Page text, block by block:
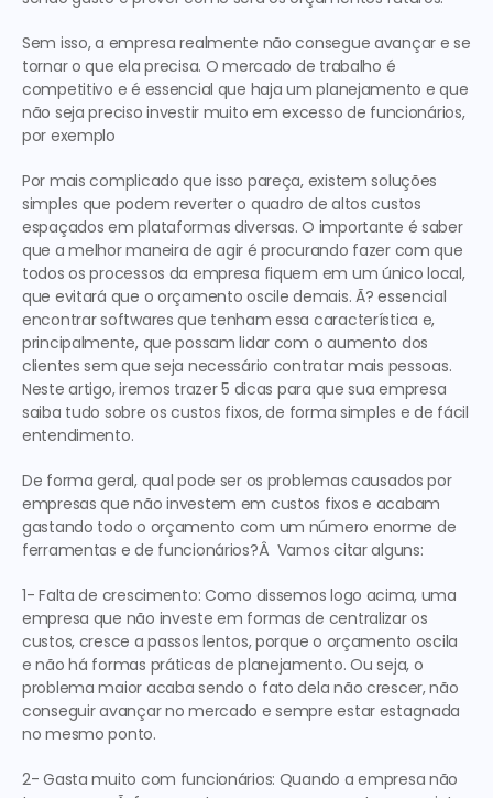
Sem isso, a empresa realmente não consegue avançar e se
tornar o que ela precisa. O mercado de trabalho é
competitivo e é essencial que haja um planejamento e que
não seja preciso investir muito em excesso de funcionários,
por exemplo
Por mais complicado que isso pareça, existem soluções
simples que podem reverter o quadro de altos custos
espaçados em plataformas diversas. O importante é saber
que a melhor maneira de agir é procurando fazer com que
todos os processos da empresa fiquem em um único local,
que evitará que o orçamento oscile demais. Ã? essencial
encontrar softwares que tenham essa característica e,
principalmente, que possam lidar com o aumento dos
clientes sem que seja necessário contratar mais pessoas.
Neste artigo, iremos trazer 5 dicas para que sua empresa
saiba tudo sobre os custos fixos, de forma simples e de fácil
entendimento.
De forma geral, qual pode ser os problemas causados por
empresas que não investem em custos fixos e acabam
gastando todo o orçamento com um número enorme de
ferramentas e de funcionários?Â  Vamos citar alguns:
1- Falta de crescimento: Como dissemos logo acima, uma
empresa que não investe em formas de centralizar os
custos, cresce a passos lentos, porque o orçamento oscila
e não há formas práticas de planejamento. Ou seja, o
problema maior acaba sendo o fato dela não crescer, não
conseguir avançar no mercado e sempre estar estagnada
no mesmo ponto.
2- Gasta muito com funcionários: Quando a empresa não